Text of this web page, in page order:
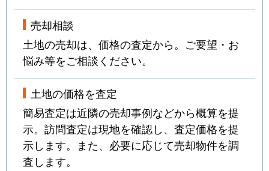
売却相談
土地の売却は、価格の査定から。ご要望・お
悩み等をご相談ください。
土地の価格を査定
簡易査定は近隣の売却事例などから概算を提
示。訪問査定は現地を確認し、査定価格を提
示します。また、必要に応じて売却物件を調
査します。